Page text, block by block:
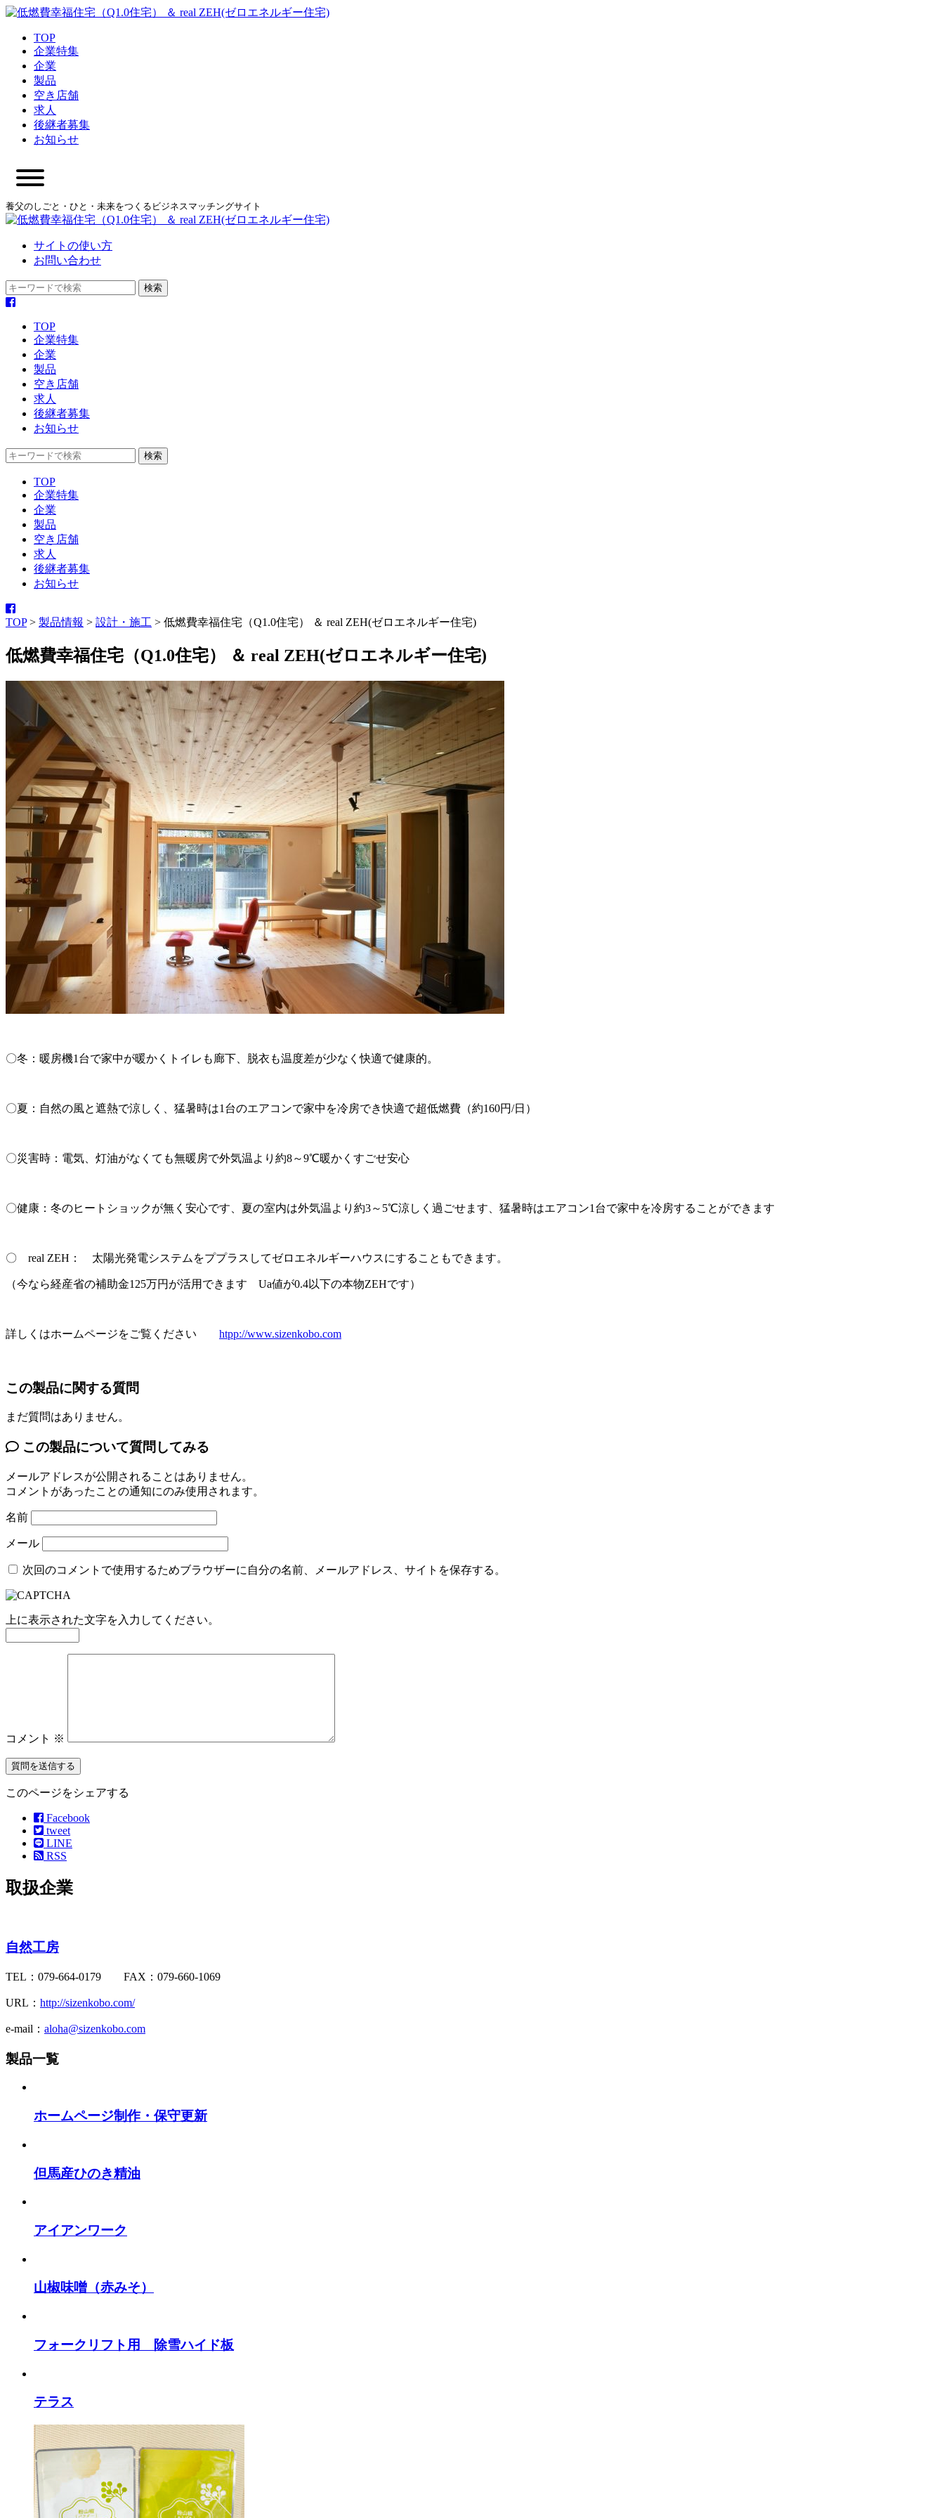
TOP
企業特集
企業
製品
空き店舗
求人
後継者募集
お知らせ
養父のしごと・ひと・未来をつくるビジネスマッチングサイト
サイトの使い方
お問い合わせ
TOP
企業特集
企業
製品
空き店舗
求人
後継者募集
お知らせ
TOP
企業特集
企業
製品
空き店舗
求人
後継者募集
お知らせ
TOP> 製品情報 > 設計・施工 > 低燃費幸福住宅（Q1.0住宅） ＆ real ZEH(ゼロエネルギー住宅)
低燃費幸福住宅（Q1.0住宅） ＆ real ZEH(ゼロエネルギー住宅)
〇冬：暖房機1台で家中が暖かくトイレも廊下、脱衣も温度差が少なく快適で健康的。
〇夏：自然の風と遮熱で涼しく、猛暑時は1台のエアコンで家中を冷房でき快適で超低燃費（約160円/日）
〇災害時：電気、灯油がなくても無暖房で外気温より約8～9℃暖かくすごせ安心
〇健康：冬のヒートショックが無く安心です、夏の室内は外気温より約3～5℃涼しく過ごせます、猛暑時はエアコン1台で家中を冷房することができます
〇 real ZEH： 太陽光発電システムをププラスしてゼロエネルギーハウスにすることもできます。
（今なら経産省の補助金125万円が活用できます Ua値が0.4以下の本物ZEHです）
詳しくはホームページをご覧ください htpp://www.sizenkobo.com
この製品に関する質問
まだ質問はありません。
この製品について質問してみる
メールアドレスが公開されることはありません。
コメントがあったことの通知にのみ使用されます。
名前
メール
次回のコメントで使用するためブラウザーに自分の名前、メールアドレス、サイトを保存する。
上に表示された文字を入力してください。
コメント ※
このページをシェアする
Facebook
tweet
LINE
RSS
取扱企業
自然工房
TEL：079-664-0179 FAX：079-660-1069
URL： http://sizenkobo.com/
e-mail： aloha@sizenkobo.com
製品一覧
ホームページ制作・保守更新
但馬産ひのき精油
アイアンワーク
山椒味噌（赤みそ）
フォークリフト用 除雪ハイド板
テラス